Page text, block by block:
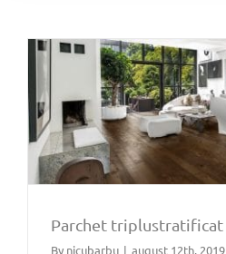
Parchet triplustratificat
By nicubarbu | august 12th, 2019